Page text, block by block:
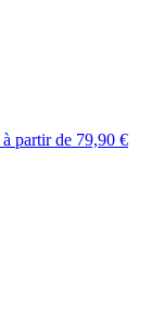
à partir de 79,90 €